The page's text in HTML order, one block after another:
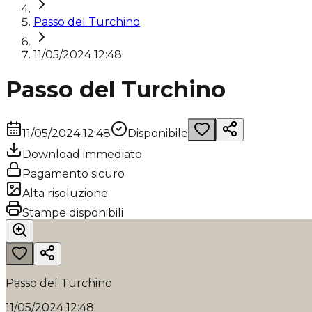
Passo del Turchino
11/05/2024 12:48
Passo del Turchino
11/05/2024 12:48
Disponibile
Download immediato
Pagamento sicuro
Alta risoluzione
Stampe disponibili
Passo del Turchino
11/05/2024 12:48